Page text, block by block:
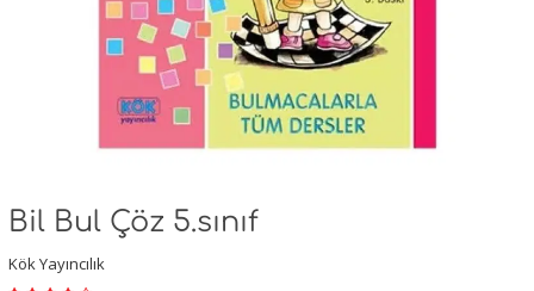
Bil Bul Çöz 5.sınıf
Kök Yayıncılık